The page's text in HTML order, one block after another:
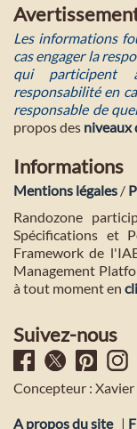
Les informations
cas engager la
qui participent
responsabilité en
responsable de
propos des niveaux
Informations
Mentions légales /
Randozone
Spécifications et
Framework de
Management
à tout moment en
Suivez-nous
Concepteur :
A propos du site |